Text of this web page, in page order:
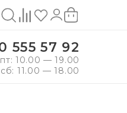
555 57 92
10.00 — 19.00
сб: 11.00 — 18.00